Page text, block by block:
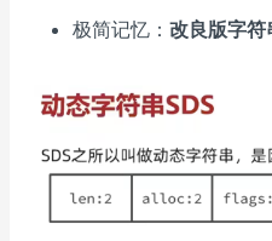
极简记忆：改良版字